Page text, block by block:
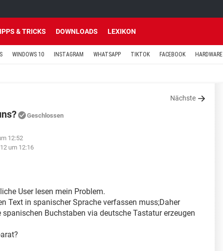
& TRICKS DOWNLOADS LEXIKON
WINDOWS 10 INSTAGRAM WHATSAPP TIKTOK FACEBOOK HARDWARE
Nächste
Geschlossen
12:52
um 12:16
User lesen mein Problem.
Text in spanischer Sprache verfassen muss;Daher
Buchstaben via deutsche Tastatur erzeugen